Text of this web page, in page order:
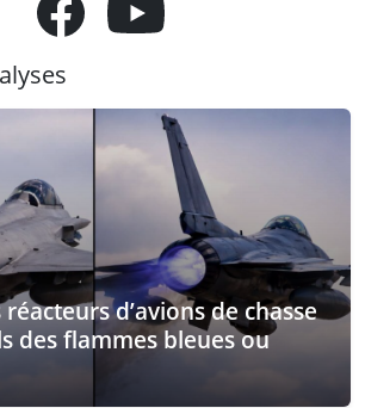
d’avions de chasse
des flammes bleues ou